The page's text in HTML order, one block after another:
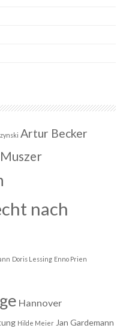
Artur Becker
nach
Doris Lessing Enno Prien
Hannover
Hilde Meier Jan Gardemann